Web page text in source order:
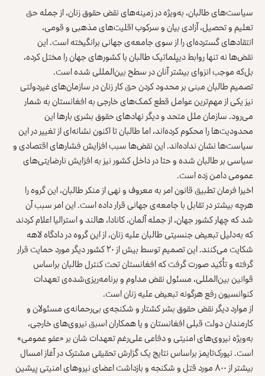
سیاست‌های طالبان، به‌ویژه در زمینه‌های نقض حقوق زنان، از جمله حق
تعلیم و تحصیل، آزادی بیان و سرکوب اقلیت‌های مذهبی و قومی،
انتقادهای گسترده‌ای را از سوی جامعه‌ی جهانی برانگیخته است. این
نقض‌ها نه تنها روابط دیپلماتیک طالبان با کشورهای جهان را مختل کرده،
بل‌که موجب انزوای بیشتر آنان در سطح بین‌المللی شده است.
تصمیم طالبان مبنی بر محدود کردن حق کار زنان در سازمان‌های غیردولتی
نیز یکی از مهم‌ترین عوامل قطع کمک‌های خارجی به افغانستان به شمار
می‌رود. سازمان ملل متحد و دیگر نهادهای حقوق بشری بارها این
محدودیت‌ها را محکوم کرده‌اند، اما طالبان تا اکنون نشانه‌ای از تغییر در این
سیاست‌ها نشان نداده‌اند. این نقض‌ها سبب افزایش فشارهای اقتصادی و
سیاسی بر طالبان شده و حتا در داخل کشور نیز به افزایش نارضایتی‌های
عمومی دامن زده است.
اخیرا فرمان تطبیق قانون امر به معروف و نهی از منکر طالبان، این گروه را
هرچه بیشتر در تقابل با جامعه‌ی جهانی قرار داده است. این امر سبب آن
شد که چهار کشور جهان، از جمله آلمان، کانادا، هالند و استرالیا اعلام کردند
که به‌دلیل تبعیض جنسیتی طالبان علیه زنان، از این گروه در دادگاه لاهه
شکایت می‌کنند. این تصمیم توسط بیش از ۲۰ کشور دیگر مورد حمایت قرار
گرفته و تأکید صورت گرفت که افغانستان تحت کنترل طالبان براساس
قوانین بین‌المللی، مسئول نقض مداوم و برنامه‌ریزی‌شده‌ی تعهدات
کنوانسیون رفع هرگونه تبعیض علیه زنان است.
از موارد دیگر نقض حقوق بشر کشتار و شکنجه‌ی بی‌رحمانه‌ی مسئولان و
کارمندان دولت قبلی افغانستان و یا همکاران اسبق نیروی‌های خارجی،
به‌ویژه نیروی‌های امنیتی و دفاعی علی‌رغم تعهدات شان بر «عفو عمومی»
است. نیورک‌تایمز براساس نتایج یک گزارش تحقیقی مشترک در آغاز امسال
بیشتر از ۸۰۰ مورد قتل و شکنجه و بازداشت اعضای نیروهای امنیتی پیشین